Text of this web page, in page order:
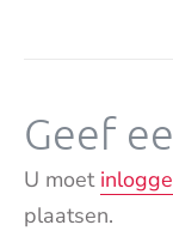
Geef
U moet
plaatsen.